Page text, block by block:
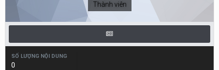
Thành viên
SỐ LƯỢNG NỘI DUNG
0